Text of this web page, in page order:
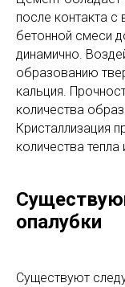
после контакта
бетонной смеси
динамично.
образованию
кальция.
количества
Кристаллизация
количества тепла
опалубки
Существуют